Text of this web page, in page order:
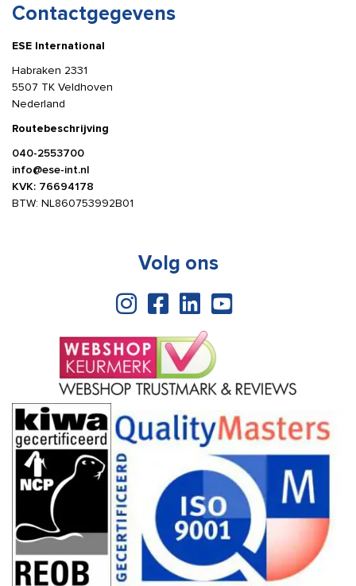
Contactgegevens
ESE International
Habraken 2331
5507 TK Veldhoven
Nederland
Routebeschrijving
040-2553700
info@ese-int.nl
KVK: 76694178
BTW: NL860753992B01
Volg ons